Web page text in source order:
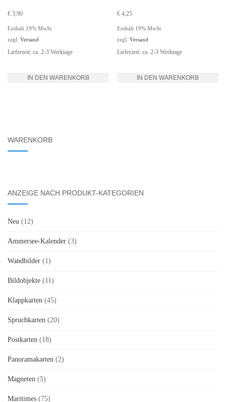
€ 3,90
Enthält 19% MwSt.
zzgl. Versand
Lieferzeit: ca. 2-3 Werktage
IN DEN WARENKORB
€ 4,25
Enthält 19% MwSt.
zzgl.Versand
Lieferzeit: ca. 2-3 Werktage
IN DEN WARENKORB
WARENKORB
ANZEIGE NACH PRODUKT-KATEGORIEN
Neu (12)
Ammersee-Kalender (3)
Wandbilder (1)
Bildobjekte (11)
Klappkarten (45)
Spruchkarten (20)
Postkarten (18)
Panoramakarten (2)
Magneten (5)
Maritimes (75)